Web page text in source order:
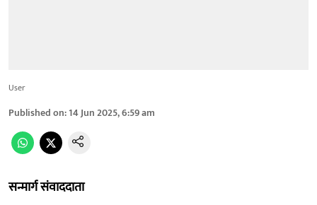
User
Published on:14 Jun 2025, 6:59 am
सन्मार्ग संवाददाता